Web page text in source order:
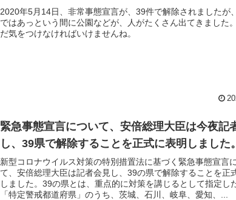
2020年5月14日、非常事態宣言が、39件で解除されましたが
ではあっという間に公園などが、人がたくさん出てきました
だ気をつけなければいけませんね。
緊急事態宣言について、安倍総理大臣は今夜記
し、39県で解除することを正式に表明しました。
新型コロナウイルス対策の特別措置法に基づく緊急事態宣言
て、安倍総理大臣は記者会見し、39の県で解除することを正
しました。39の県とは、重点的に対策を講じるとして指定し
「特定警戒都道府県」のうち、茨城、石川、岐阜、愛知、...